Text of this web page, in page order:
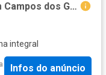
Casa / Sobrado para Locação em Campos dos Goytacazes/RJ Parque Turf Club 5 Quartos
integral
Infos do anúncio